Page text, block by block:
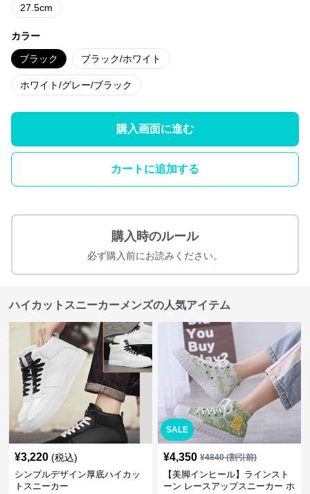
27.5cm
カラー
ブラック ブラック/ホワイト
ホワイト/グレー/ブラック
購入画面に進む
カートに追加する
購入時のルール
必ず購入前にお読みください。
ハイカットスニーカーメンズの人気アイテム
¥3,220 (税込)
シンプルデザイン厚底ハイカッ
トスニーカー
SALE
¥4,350 ¥4840(割引前)
【美脚インヒール】ラインスト
ーン レースアップスニーカー ホ